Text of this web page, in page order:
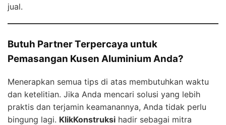
jual.
Butuh Partner Terpercaya untuk
Pemasangan Kusen Aluminium Anda?
Menerapkan semua tips di atas membutuhkan waktu
dan ketelitian. Jika Anda mencari solusi yang lebih
praktis dan terjamin keamanannya, Anda tidak perlu
bingung lagi. KlikKonstruksi hadir sebagai mitra